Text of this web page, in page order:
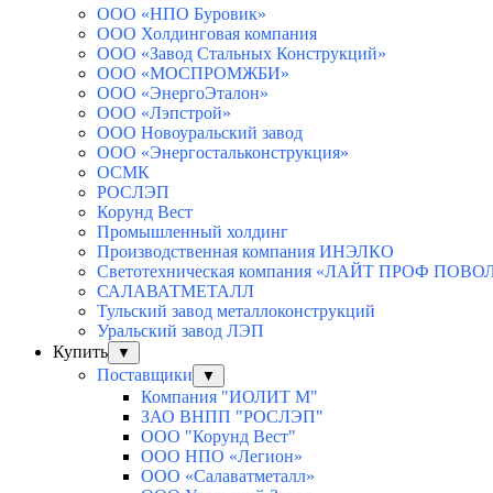
ООО «НПО Буровик»
ООО Холдинговая компания
ООО «Завод Стальных Конструкций»
ООО «МОСПРОМЖБИ»
ООО «ЭнергоЭталон»
ООО «Лэпстрой»
ООО Новоуральский завод
ООО «Энергостальконструкция»
ОСМК
РОСЛЭП
Корунд Вест
Промышленный холдинг
Производственная компания ИНЭЛКО
Светотехническая компания «ЛАЙТ ПРОФ
САЛАВАТМЕТАЛЛ
Тульский завод металлоконструкций
Уральский завод ЛЭП
Купить
▼
Поставщики ▼
Компания "ИОЛИТ М"
ЗАО ВНПП "РОСЛЭП"
ООО "Корунд Вест"
ООО НПО «Легион»
ООО «Салаватметалл»